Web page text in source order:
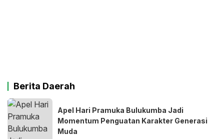
Berita Daerah
Apel Hari Pramuka Bulukumba Jadi
Momentum Penguatan Karakter Generasi
Muda